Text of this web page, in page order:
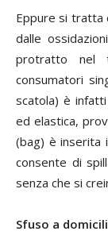
Eppure si tratta
dalle
protratto nel
consumatori
scatola) è
ed elastica,
(bag) è inserita
consente di
senza che si
Sfuso a